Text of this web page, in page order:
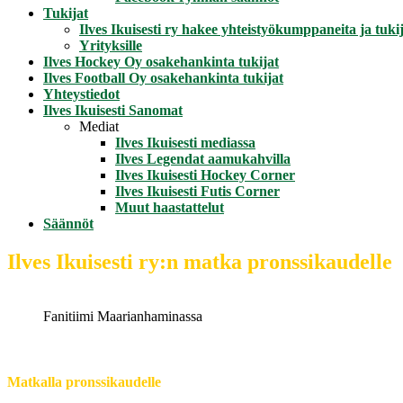
Tukijat
Ilves Ikuisesti ry hakee yhteistyökumppaneita ja
Yrityksille
Ilves Hockey Oy osakehankinta tukijat
Ilves Football Oy osakehankinta tukijat
Yhteystiedot
Ilves Ikuisesti Sanomat
Mediat
Ilves Ikuisesti mediassa
Ilves Legendat aamukahvilla
Ilves Ikuisesti Hockey Corner
Ilves Ikuisesti Futis Corner
Muut haastattelut
Säännöt
Ilves Ikuisesti ry:n matka pronssikaudelle
Fanitiimi Maarianhaminassa
Matkalla pronssikaudelle